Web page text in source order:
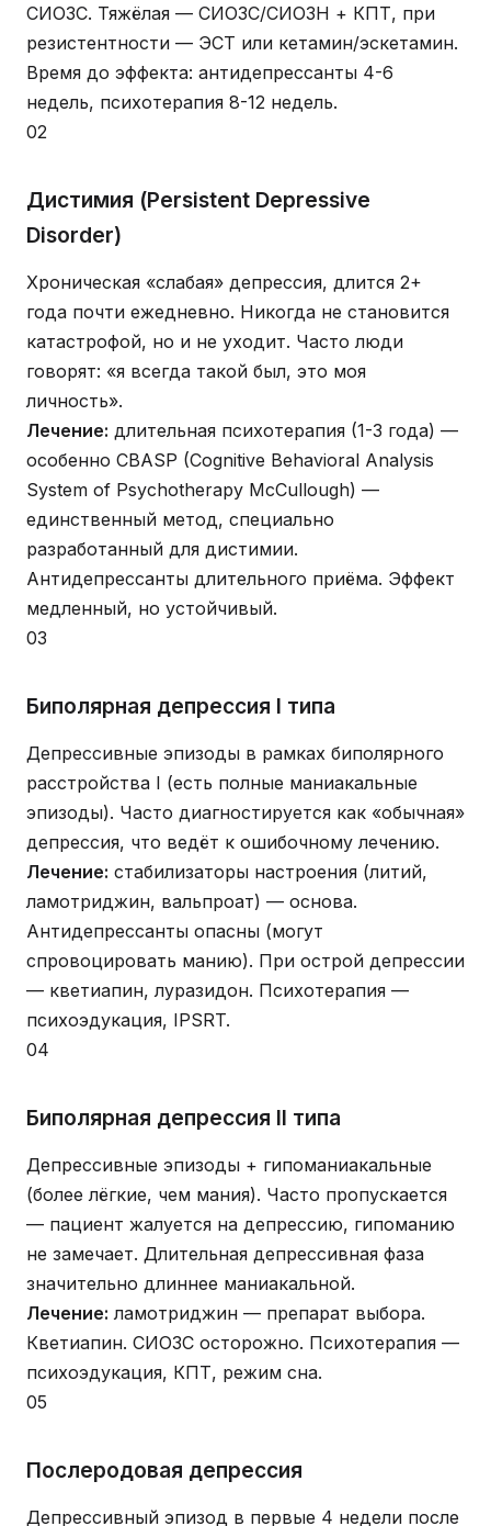
СИОЗС. Тяжёлая — СИОЗС/СИОЗН + КПТ, при
резистентности — ЭСТ или кетамин/эскетамин.
Время до эффекта: антидепрессанты 4-6
недель, психотерапия 8-12 недель.
02
Дистимия (Persistent Depressive
Disorder)
Хроническая «слабая» депрессия, длится 2+
года почти ежедневно. Никогда не становится
катастрофой, но и не уходит. Часто люди
говорят: «я всегда такой был, это моя
личность».
Лечение: длительная психотерапия (1-3 года) —
особенно CBASP (Cognitive Behavioral Analysis
System of Psychotherapy McCullough) —
единственный метод, специально
разработанный для дистимии.
Антидепрессанты длительного приёма. Эффект
медленный, но устойчивый.
03
Биполярная депрессия I типа
Депрессивные эпизоды в рамках биполярного
расстройства I (есть полные маниакальные
эпизоды). Часто диагностируется как «обычная»
депрессия, что ведёт к ошибочному лечению.
Лечение: стабилизаторы настроения (литий,
ламотриджин, вальпроат) — основа.
Антидепрессанты опасны (могут
спровоцировать манию). При острой депрессии
— кветиапин, луразидон. Психотерапия —
психоэдукация, IPSRT.
04
Биполярная депрессия II типа
Депрессивные эпизоды + гипоманиакальные
(более лёгкие, чем мания). Часто пропускается
— пациент жалуется на депрессию, гипоманию
не замечает. Длительная депрессивная фаза
значительно длиннее маниакальной.
Лечение: ламотриджин — препарат выбора.
Кветиапин. СИОЗС осторожно. Психотерапия —
психоэдукация, КПТ, режим сна.
05
Послеродовая депрессия
Депрессивный эпизод в первые 4 недели после